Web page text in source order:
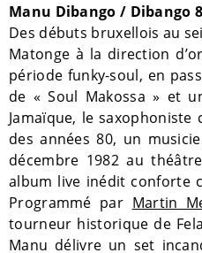
Manu Dibango / Dibango
Des débuts bruxellois au
Matonge à la direction
période funky-soul, en
de « Soul Makossa » et
Jamaïque, le
des années 80, un
décembre 1982 au
album live inédit conforte
Programmé par Martin
tourneur historique de
Manu délivre un set